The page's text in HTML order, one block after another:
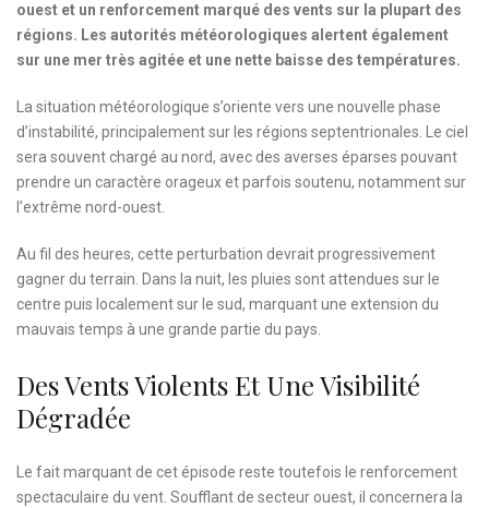
ouest et un renforcement marqué des vents sur la plupart des
régions. Les autorités météorologiques alertent également
sur une mer très agitée et une nette baisse des températures.
La situation météorologique s’oriente vers une nouvelle phase
d’instabilité, principalement sur les régions septentrionales. Le ciel
sera souvent chargé au nord, avec des averses éparses pouvant
prendre un caractère orageux et parfois soutenu, notamment sur
l’extrême nord-ouest.
Au fil des heures, cette perturbation devrait progressivement
gagner du terrain. Dans la nuit, les pluies sont attendues sur le
centre puis localement sur le sud, marquant une extension du
mauvais temps à une grande partie du pays.
Des Vents Violents Et Une Visibilité
Dégradée
Le fait marquant de cet épisode reste toutefois le renforcement
spectaculaire du vent. Soufflant de secteur ouest, il concernera la